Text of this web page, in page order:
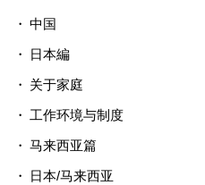
中国
日本編
关于家庭
工作环境与制度
马来西亚篇
日本/马来西亚